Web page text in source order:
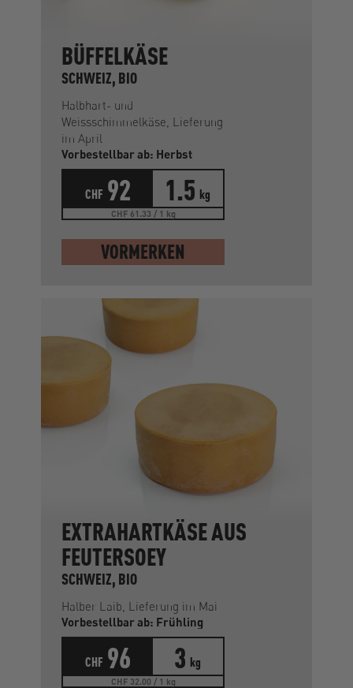
BÜFFELKÄSE
SCHWEIZ, BIO
Halbhart- und
Weissschimmelkäse, Lieferung
im April
Vorbestellbar ab: Herbst
CHF 92 1.5 kg
CHF 61.33 / 1 kg
VORMERKEN
EXTRAHARTKÄSE AUS
FEUTERSOEY
SCHWEIZ, BIO
Halber Laib, Lieferung im Mai
Vorbestellbar ab: Frühling
CHF 96 3 kg
CHF 32.00 / 1 kg